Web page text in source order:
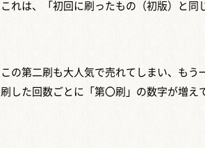
これは、「初回に刷ったもの（初版）と同
この第二刷も大人気で売れてしまい、も
刷した回数ごとに「第〇刷」の数字が増え